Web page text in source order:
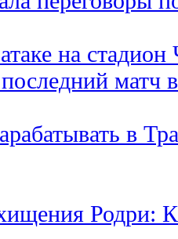
на
матч
в
Родри: